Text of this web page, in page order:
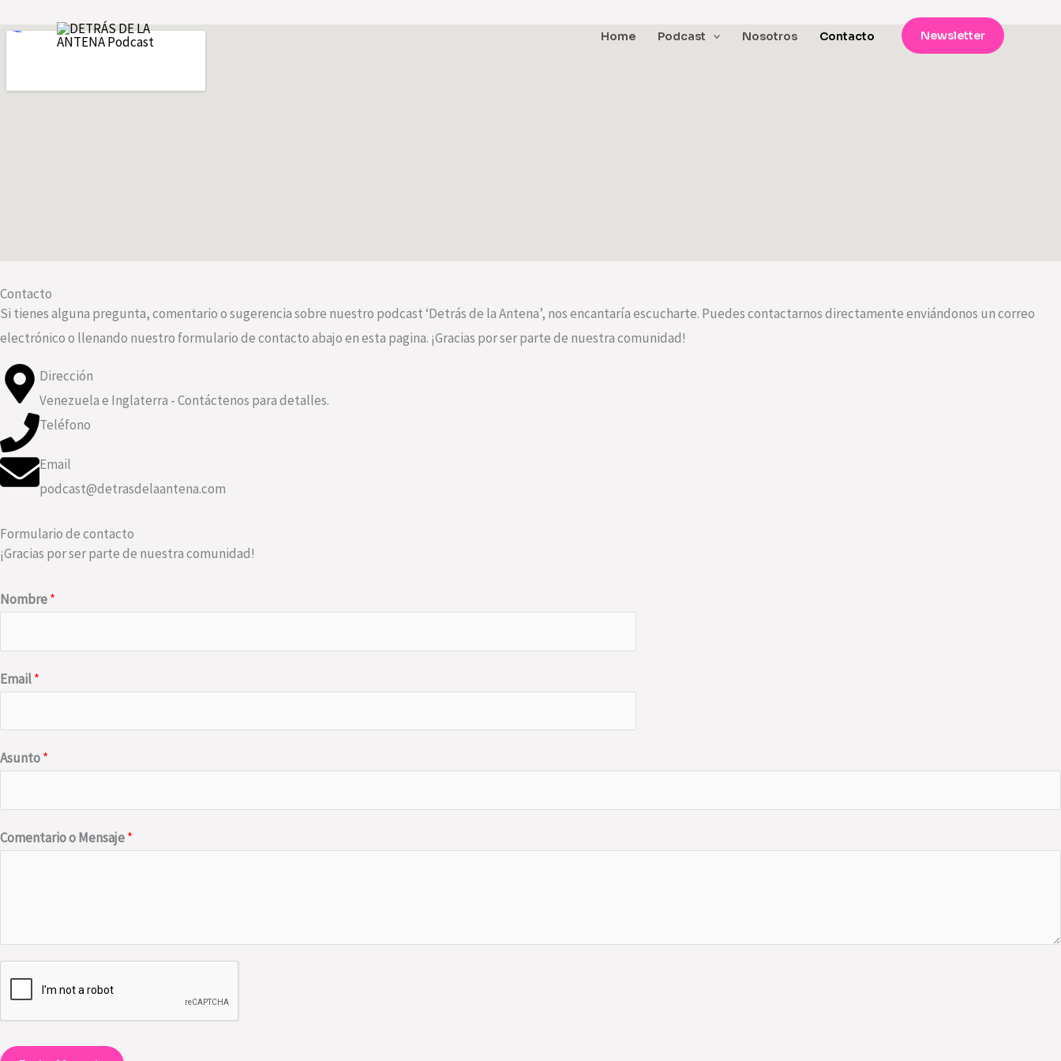
to
Home Podcast Nosotros Contacto Newsletter
Contacto
Si tienes alguna pregunta, comentario o sugerencia sobre nuestro podcast ‘Detrás de la Antena’, nos encantaría escucharte. Puedes contactarnos directamente enviándonos un correo
electrónico o llenando nuestro formulario de contacto abajo en esta pagina. ¡Gracias por ser parte de nuestra comunidad!
Dirección
Venezuela e Inglaterra - Contáctenos para detalles.
Teléfono
Email
podcast@detrasdelaantena.com
Formulario de contacto
¡Gracias por ser parte de nuestra comunidad!
Nombre*
Email*
Asunto*
Comentario o Mensaje*